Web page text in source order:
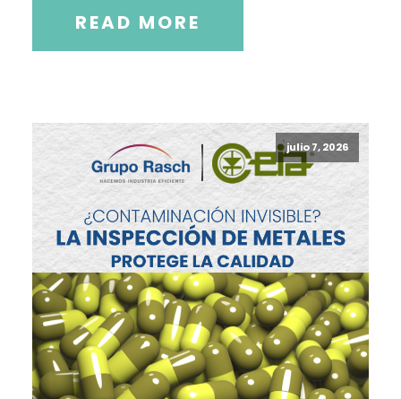
READ MORE
julio 7, 2026